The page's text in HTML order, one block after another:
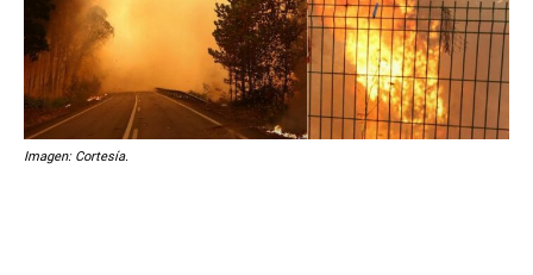
Imagen: Cortesía.